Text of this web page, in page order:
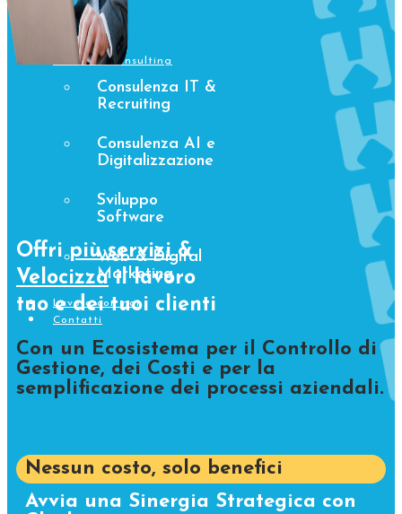
Home
Visyum
Servizi & Consulting
Consulenza IT &
Recruiting
Consulenza AI e
Digitalizzazione
Sviluppo
Software
Web & Digital
Marketing
Lavora con noi
Contatti
Offripiù servizi&
Velocizzail lavoro
tuo e dei tuoi clienti
Con un Ecosistema per il Controllo di
Gestione, dei Costi e per la
semplificazione dei processi aziendali.
Nessun costo, solo benefici
Avvia una Sinergia Strategica con